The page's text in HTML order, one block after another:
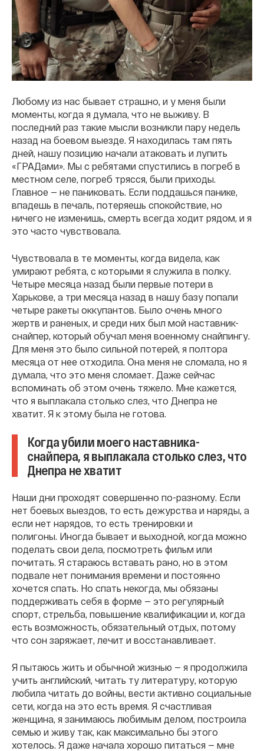
Любому из нас бывает страшно, и у меня были
моменты, когда я думала, что не выживу. В
последний раз такие мысли возникли пару недель
назад на боевом выезде. Я находилась там пять
дней, нашу позицию начали атаковать и лупить
«ГРАДами». Мы с ребятами спустились в погреб в
местном селе, погреб трясся, были приходы.
Главное — не паниковать. Если поддашься панике,
впадешь в печаль, потеряешь спокойствие, но
ничего не изменишь, смерть всегда ходит рядом, и я
это часто чувствовала.
Чувствовала в те моменты, когда видела, как
умирают ребята, с которыми я служила в полку.
Четыре месяца назад были первые потери в
Харькове, а три месяца назад в нашу базу попали
четыре ракеты оккупантов. Было очень много
жертв и раненых, и среди них был мой наставник-
снайпер, который обучал меня военному снайпингу.
Для меня это было сильной потерей, я полтора
месяца от нее отходила. Она меня не сломала, но я
думала, что это меня сломает. Даже сейчас
вспоминать об этом очень тяжело. Мне кажется,
что я выплакала столько слез, что Днепра не
хватит. Я к этому была не готова.
Когда убили моего наставника-
снайпера, я выплакала столько слез, что
Днепра не хватит
Наши дни проходят совершенно по-разному. Если
нет боевых выездов, то есть дежурства и наряды, а
если нет нарядов, то есть тренировки и
полигоны. Иногда бывает и выходной, когда можно
поделать свои дела, посмотреть фильм или
почитать. Я стараюсь вставать рано, но в этом
подвале нет понимания времени и постоянно
хочется спать. Но спать некогда, мы обязаны
поддерживать себя в форме — это регулярный
спорт, стрельба, повышение квалификации и, когда
есть возможность, обязательный отдых, потому
что сон заряжает, лечит и восстанавливает.
Я пытаюсь жить и обычной жизнью — я продолжила
учить английский, читать ту литературу, которую
любила читать до войны, вести активно социальные
сети, когда на это есть время. Я счастливая
женщина, я занимаюсь любимым делом, построила
семью и живу так, как максимально бы этого
хотелось. Я даже начала хорошо питаться — мне